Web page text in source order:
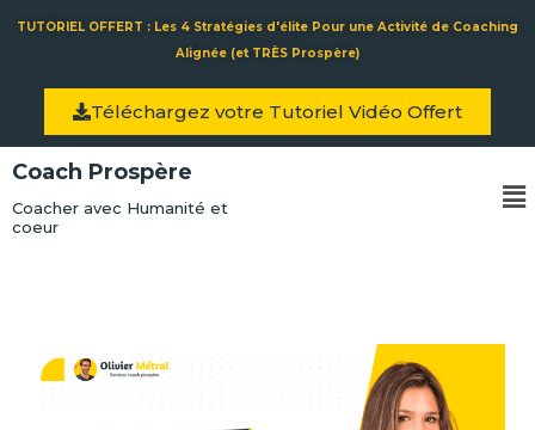
TUTORIEL OFFERT : Les 4 Stratégies d'élite Pour une Activité de Coaching
Alignée (et TRÈS Prospère)
Téléchargez votre Tutoriel Vidéo Offert
Coach Prospère
Coacher avec Humanité et
coeur